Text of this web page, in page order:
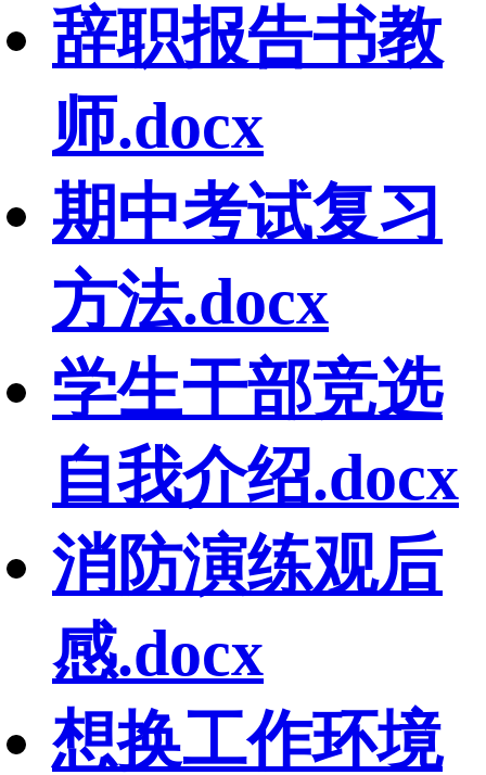
辞职报告书教
师.docx
期中考试复习
方法.docx
学生干部竞选
自我介绍.docx
消防演练观后
感.docx
想换工作环境